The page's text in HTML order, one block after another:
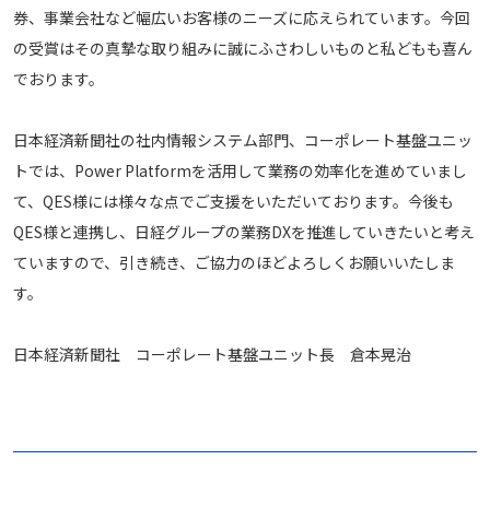
券、事業会社など幅広いお客様のニーズに応えられています。今回
の受賞はその真摯な取り組みに誠にふさわしいものと私どもも喜ん
でおります。
日本経済新聞社の社内情報システム部門、コーポレート基盤ユニッ
トでは、Power Platformを活用して業務の効率化を進めていまし
て、QES様には様々な点でご支援をいただいております。今後も
QES様と連携し、日経グループの業務DXを推進していきたいと考え
ていますので、引き続き、ご協力のほどよろしくお願いいたしま
す。
日本経済新聞社 コーポレート基盤ユニット長 倉本晃治